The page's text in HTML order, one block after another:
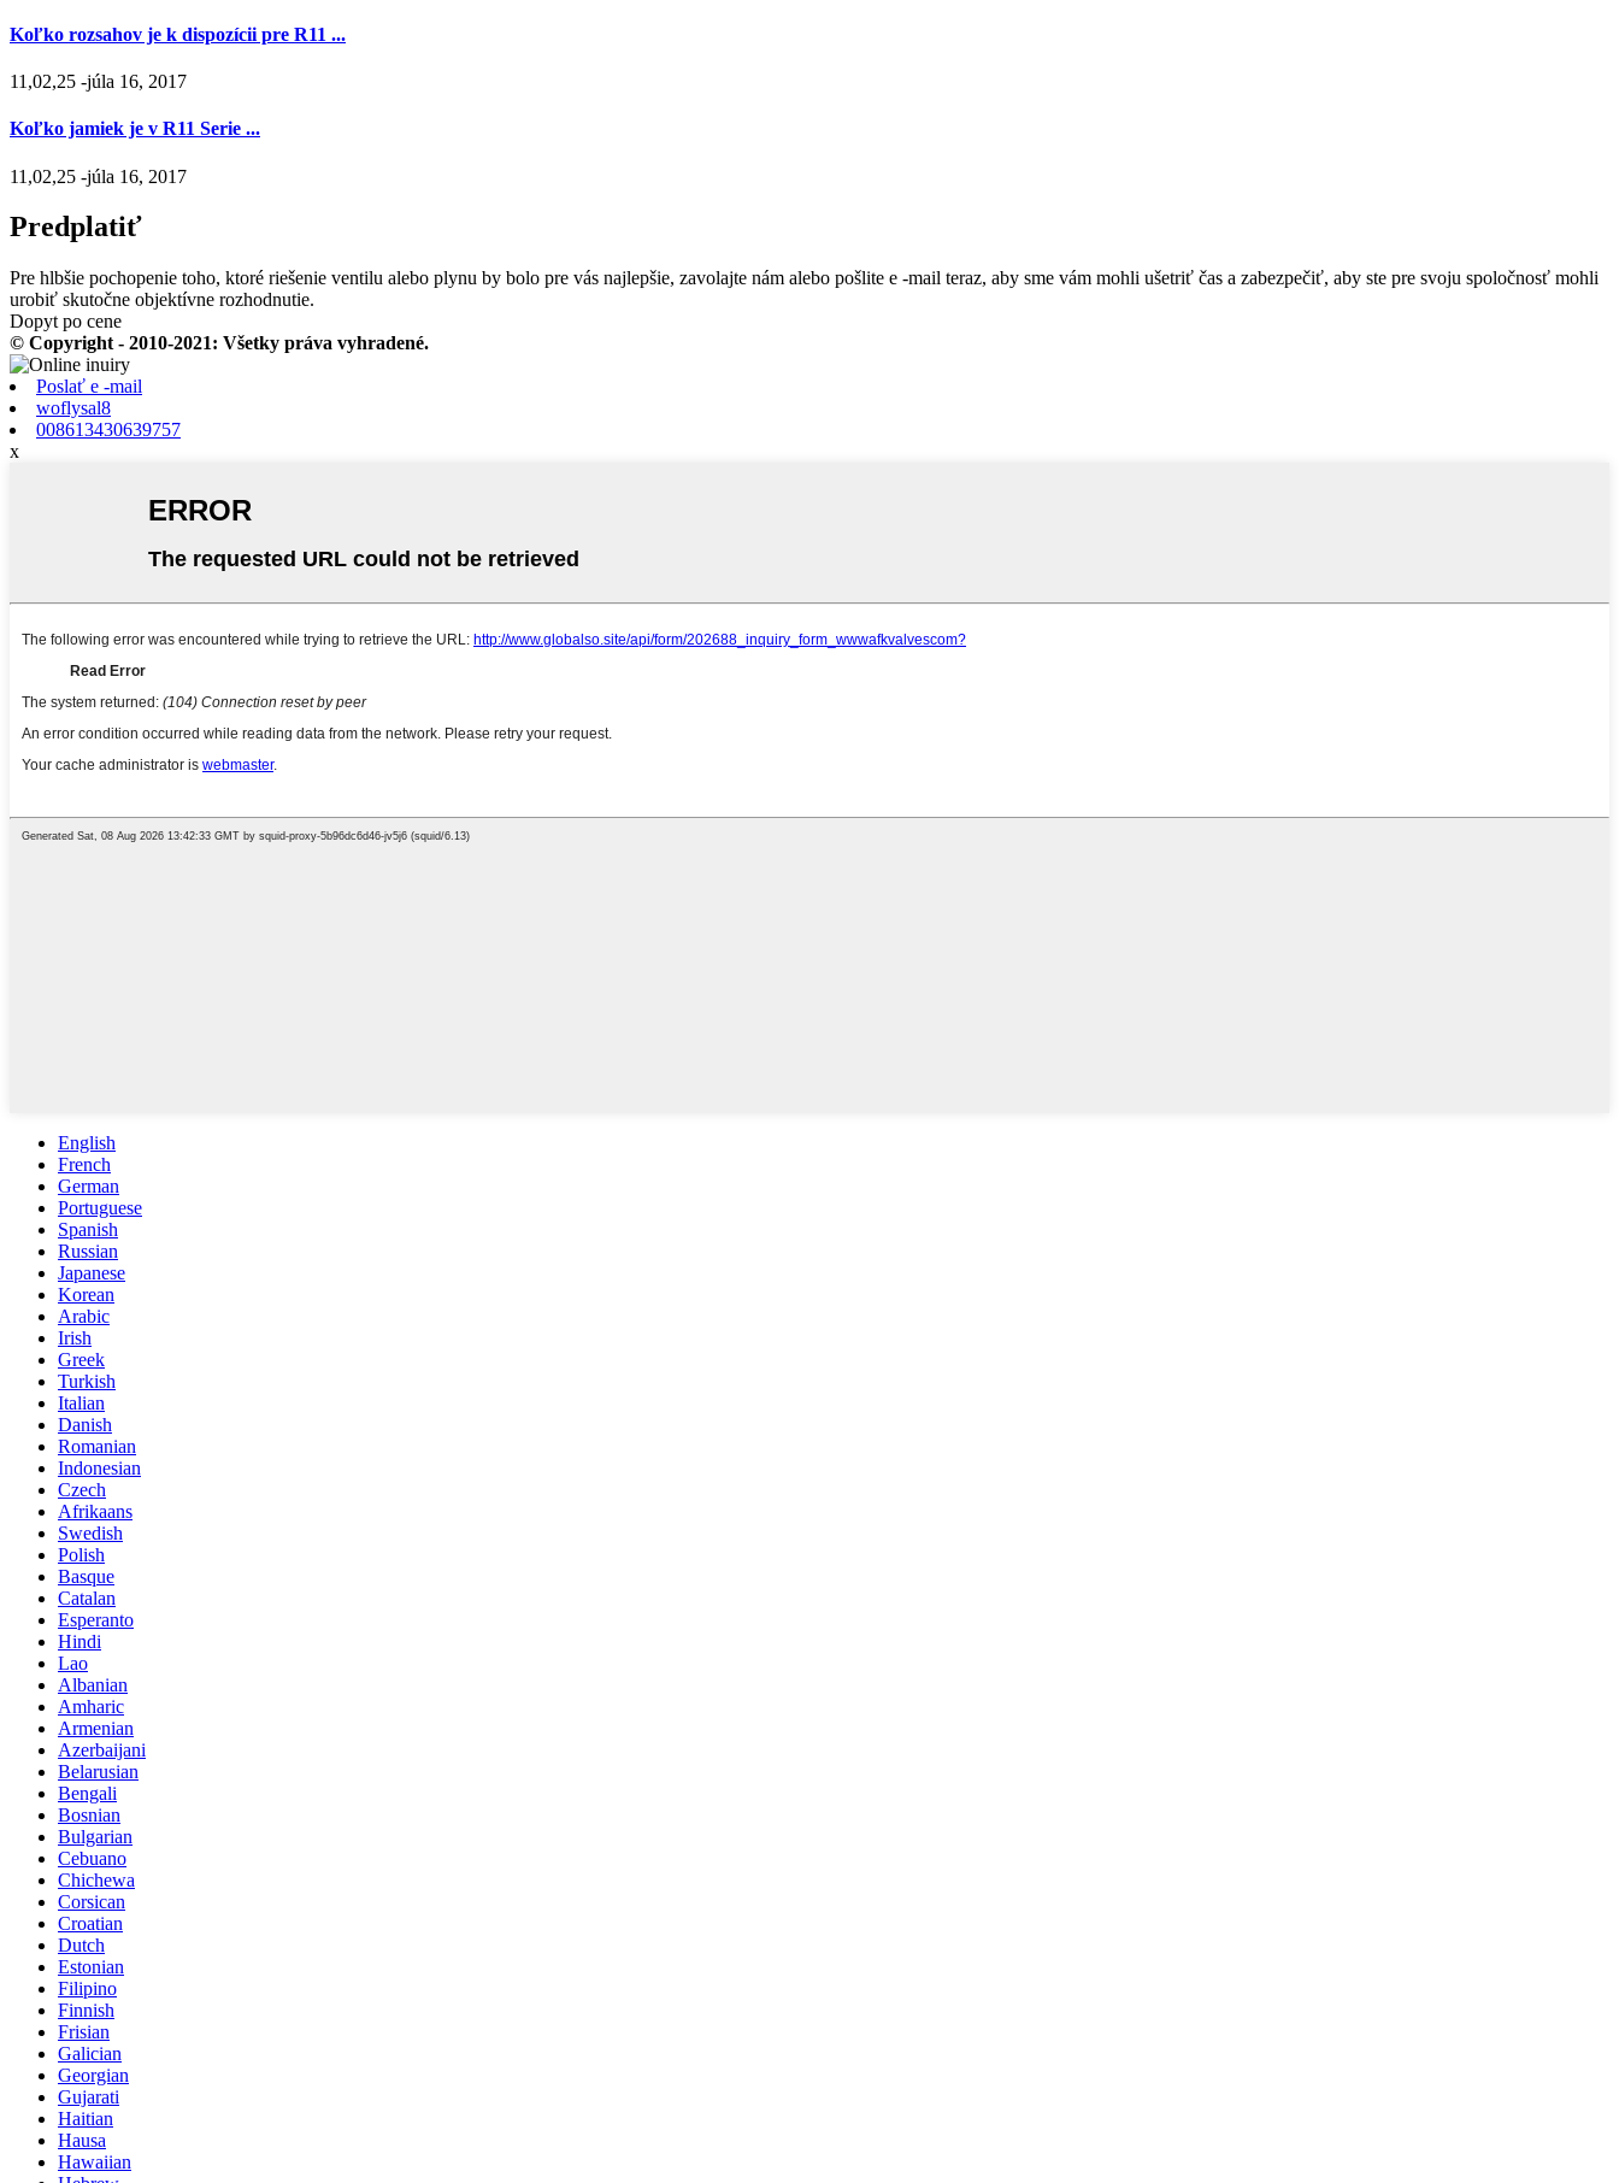
Koľko rozsahov je k dispozícii pre R11 ...
11,02,25 -júla 16, 2017
Koľko jamiek je v R11 Serie ...
11,02,25 -júla 16, 2017
Predplatiť
Pre hlbšie pochopenie toho, ktoré riešenie ventilu alebo plynu by bolo pre vás najlepšie, zavolajte nám alebo pošlite e -mail teraz, aby sme vám mohli ušetriť čas a zabezpečiť, aby ste pre svoju spoločnosť mohli
urobiť skutočne objektívne rozhodnutie.
Dopyt po cene
© Copyright - 2010-2021: Všetky práva vyhradené.
Poslať e -mail
woflysal8
008613430639757
x
English
French
German
Portuguese
Spanish
Russian
Japanese
Korean
Arabic
Irish
Greek
Turkish
Italian
Danish
Romanian
Indonesian
Czech
Afrikaans
Swedish
Polish
Basque
Catalan
Esperanto
Hindi
Lao
Albanian
Amharic
Armenian
Azerbaijani
Belarusian
Bengali
Bosnian
Bulgarian
Cebuano
Chichewa
Corsican
Croatian
Dutch
Estonian
Filipino
Finnish
Frisian
Galician
Georgian
Gujarati
Haitian
Hausa
Hawaiian